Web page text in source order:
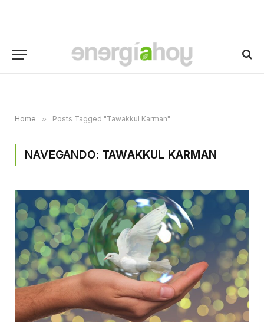
Home » Posts Tagged "Tawakkul Karman"
NAVEGANDO: TAWAKKUL KARMAN